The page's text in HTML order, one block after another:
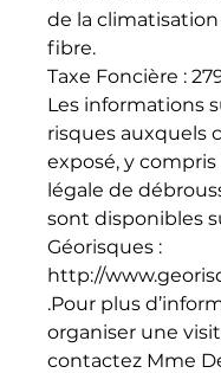
de la
fibre.
Taxe Foncière :
Les informations
risques auxquels
exposé, y
légale de
sont disponibles
Géorisques :
http://
.Pour plus
organiser une
contactez Mme